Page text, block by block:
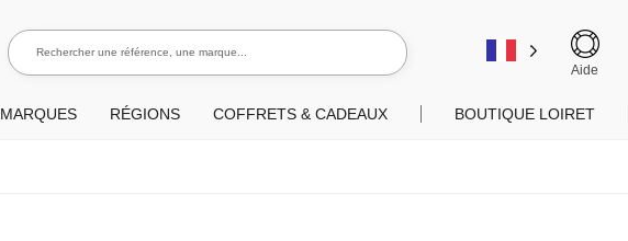
Aide
Rechercher une référence, une marque...
Rechercher
MARQUES RÉGIONS COFFRETS & CADEAUX BOUTIQUE LOIRET